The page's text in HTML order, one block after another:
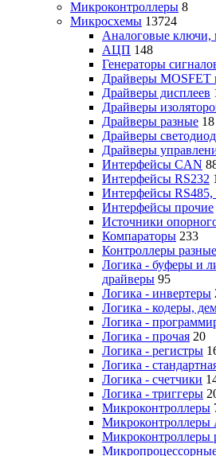
Микроконтроллеры 8
Микросхемы 13724
Аналоговые ключи,
АЦП 148
Генераторы
Драйверы MOSFET
Драйверы дисплеев
Драйверы
Драйверы разные 18
Драйверы
Драйверы
Интерфейсы CAN
Интерфейсы RS232
Интерфейсы RS485,
Интерфейсы прочие
Источники
Компараторы 233
Контроллеры разные
Логика - буферы и
драйверы 95
Логика - инвертеры
Логика - кодеры,
Логика -
Логика - прочая 20
Логика - регистры
Логика -
Логика - счетчики
Логика - триггеры
Микроконтроллеры
Микроконтроллеры
Микроконтроллеры